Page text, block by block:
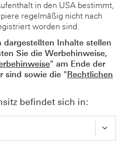
in den USA bestimmt,
regelmäßig nicht nach
worden sind.
Inhalte stellen
Sie die Werbehinweise,
" am Ende der
sind sowie die "Rechtlichen
befindet sich in: